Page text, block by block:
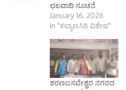
ಛಲವಾದಿ ಸೂಚನೆ
January 16, 2026
In "ಕಲ್ಯಾಣಸಿರಿ ವಿಶೇಷ"
ಶರಣಬಸವೇಶ್ವರ ನಗರದ